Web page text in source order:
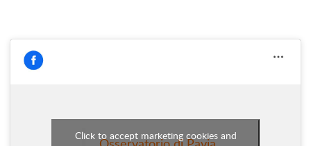
Click to accept marketing cookies and